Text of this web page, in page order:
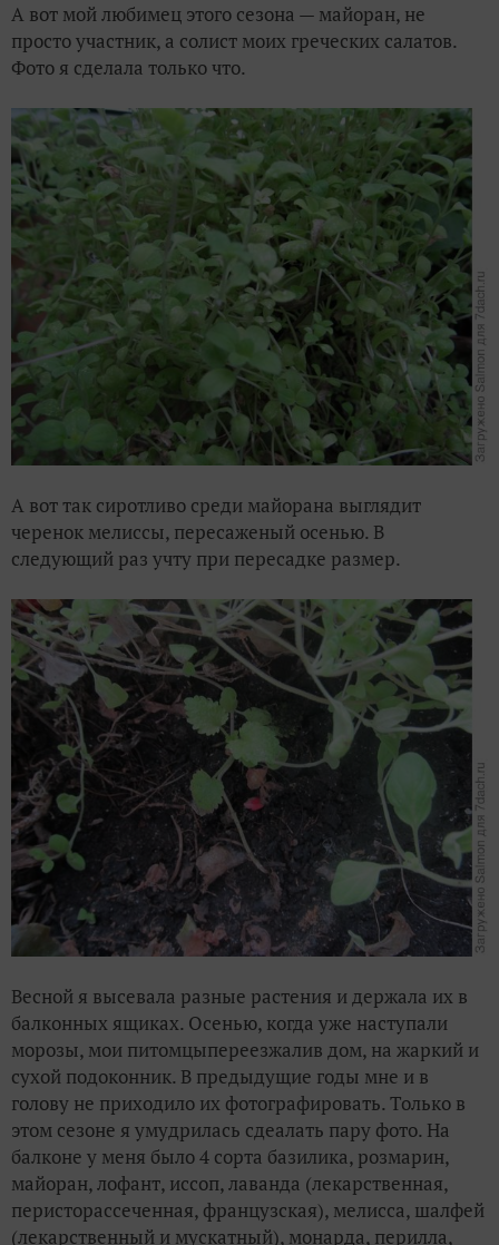
А вот мой любимец этого сезона — майоран, не
просто участник, а солист моих греческих салатов.
Фото я сделала только что.
А вот так сиротливо среди майорана выглядит
черенок мелиссы, пересаженый осенью. В
следующий раз учту при пересадке размер.
Весной я высевала разные растения и держала их в
балконных ящиках. Осенью, когда уже наступали
морозы, мои питомцыпереезжалив дом, на жаркий и
сухой подоконник. В предыдущие годы мне и в
голову не приходило их фотографировать. Только в
этом сезоне я умудрилась сдеалать пару фото. На
балконе у меня было 4 сорта базилика, розмарин,
майоран, лофант, иссоп, лаванда (лекарственная,
перисторассеченная, французская), мелисса, шалфей
(лекарственный и мускатный), монарда, перилла,